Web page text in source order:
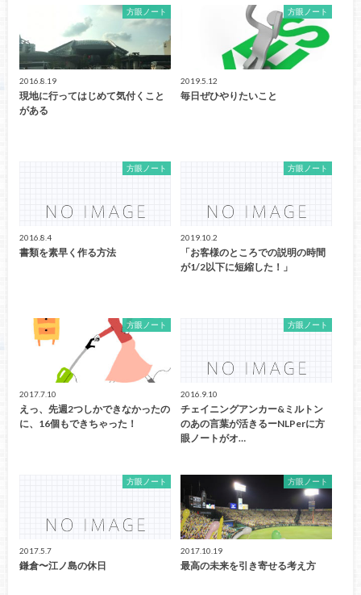
方眼ノート
2016.8.19
現地に行ってはじめて気付くこと
がある
方眼ノート
2019.5.12
毎日ぜひやりたいこと
方眼ノート
2016.8.4
書類を素早く作る方法
方眼ノート
2019.10.2
「お客様のところでの説明の時間
が1/2以下に短縮した！」
方眼ノート
2017.7.10
えっ、先週2つしかできなかったの
に、16個もできちゃった！
方眼ノート
2016.9.10
チェイニングアンカー&ミルトン
のあの言葉が活きるーNLPerに方
眼ノートがオ…
方眼ノート
2017.5.7
鎌倉〜江ノ島の休日
方眼ノート
2017.10.19
最高の未来を引き寄せる考え方